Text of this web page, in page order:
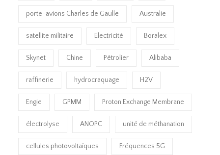
porte-avions Charles de Gaulle Australie
satellite militaire Electricité Boralex
Skynet Chine Pétrolier Alibaba
raffinerie hydrocraquage H2V
Engie GPMM Proton Exchange Membrane
électrolyse ANOPC unité de méthanation
cellules photovoltaïques Fréquences 5G